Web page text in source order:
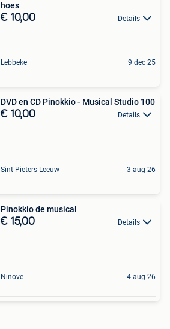
hoes
€ 10,00 Details
Lebbeke 9 dec 25
DVD en CD Pinokkio - Musical Studio 100
€ 10,00 Details
Sint-Pieters-Leeuw 3 aug 26
Pinokkio de musical
€ 15,00 Details
Ninove 4 aug 26